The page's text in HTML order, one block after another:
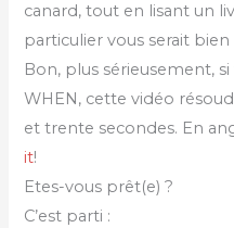
canard, tout en lisant un
particulier vous serait bien
Bon, plus sérieusement,
WHEN, cette vidéo
et trente secondes. En
it!
Etes-vous prêt(e) ?
C’est parti :